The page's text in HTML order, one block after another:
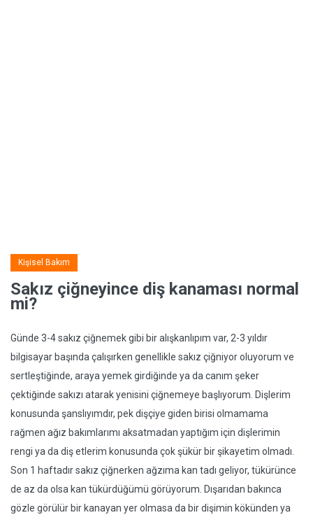
Kişisel Bakım
Sakız çiğneyince diş kanaması normal
mi?
Günde 3-4 sakız çiğnemek gibi bir alışkanlıpım var, 2-3 yıldır
bilgisayar başında çalışırken genellikle sakız çiğniyor oluyorum ve
sertleştiğinde, araya yemek girdiğinde ya da canım şeker
çektiğinde sakızı atarak yenisini çiğnemeye başlıyorum. Dişlerim
konusunda şanslıyımdır, pek dişçiye giden birisi olmamama
rağmen ağız bakımlarımı aksatmadan yaptığım için dişlerimin
rengi ya da diş etlerim konusunda çok şükür bir şikayetim olmadı.
Son 1 haftadır sakız çiğnerken ağzıma kan tadı geliyor, tükürünce
de az da olsa kan tükürdüğümü görüyorum. Dışarıdan bakınca
gözle görülür bir kanayan yer olmasa da bir dişimin kökünden ya